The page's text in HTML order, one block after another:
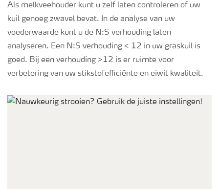
Als melkveehouder kunt u zelf laten controleren of uw
kuil genoeg zwavel bevat. In de analyse van uw
voederwaarde kunt u de N:S verhouding laten
analyseren. Een N:S verhouding < 12 in uw graskuil is
goed. Bij een verhouding >12 is er ruimte voor
verbetering van uw stikstofefficiënte en eiwit kwaliteit.